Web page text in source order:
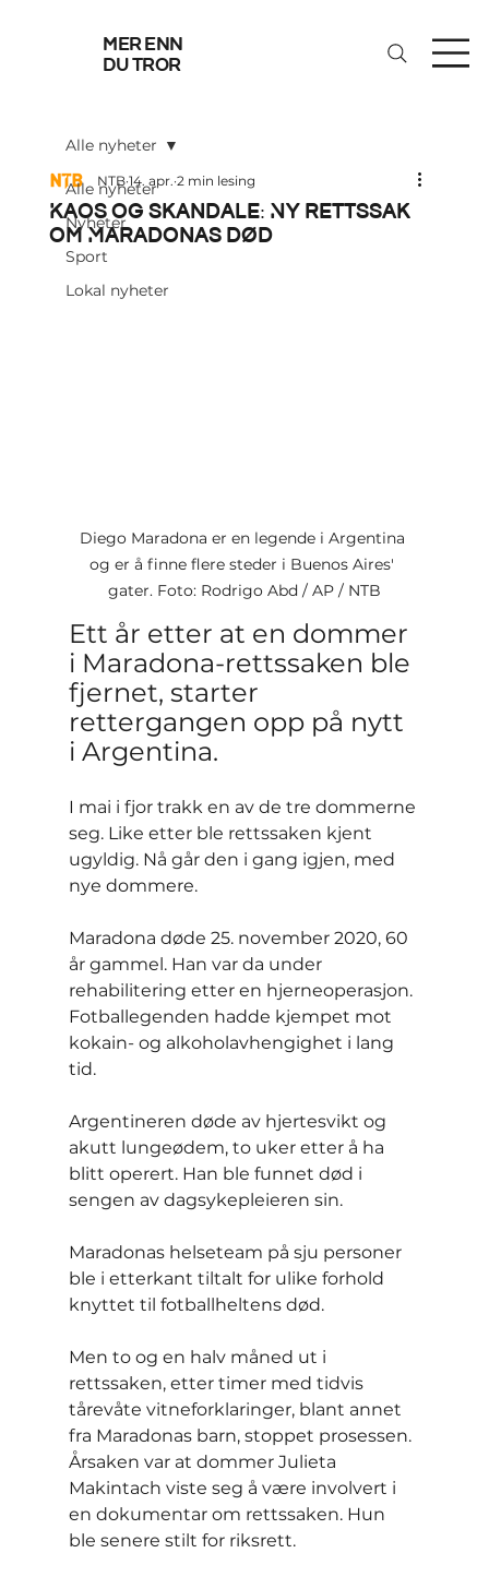
mer enn
du tror
Alle nyheter
Nyheter
Sport
Lokal nyheter
Alle nyheter
Kaos og skandale: Ny rettssak
om Maradonas død
NTB 14. apr. 2 min lesing
Diego Maradona er en legende i Argentina
og er å finne flere steder i Buenos Aires'
gater. Foto: Rodrigo Abd / AP / NTB
Ett år etter at en dommer
i Maradona-rettssaken ble
fjernet, starter
rettergangen opp på nytt
i Argentina.
I mai i fjor trakk en av de tre dommerne
seg. Like etter ble rettssaken kjent
ugyldig. Nå går den i gang igjen, med
nye dommere.
Maradona døde 25. november 2020, 60
år gammel. Han var da under
rehabilitering etter en hjerneoperasjon.
Fotballegenden hadde kjempet mot
kokain- og alkoholavhengighet i lang
tid.
Argentineren døde av hjertesvikt og
akutt lungeødem, to uker etter å ha
blitt operert. Han ble funnet død i
sengen av dagsykepleieren sin.
Maradonas helseteam på sju personer
ble i etterkant tiltalt for ulike forhold
knyttet til fotballheltens død.
Men to og en halv måned ut i
rettssaken, etter timer med tidvis
tårevåte vitneforklaringer, blant annet
fra Maradonas barn, stoppet prosessen.
Årsaken var at dommer Julieta
Makintach viste seg å være involvert i
en dokumentar om rettssaken. Hun
ble senere stilt for riksrett.